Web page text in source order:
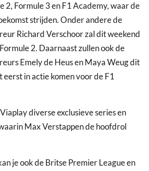
2, Formule 3 en F1 Academy, waar de
strijden. Onder andere de
Richard Verschoor zal dit weekend
2. Daarnaast zullen ook de
Emely de Heus en Maya Weug dit
eerst in actie komen voor de F1
diverse exclusieve series en
Max Verstappen de hoofdrol
je ook de Britse Premier League en